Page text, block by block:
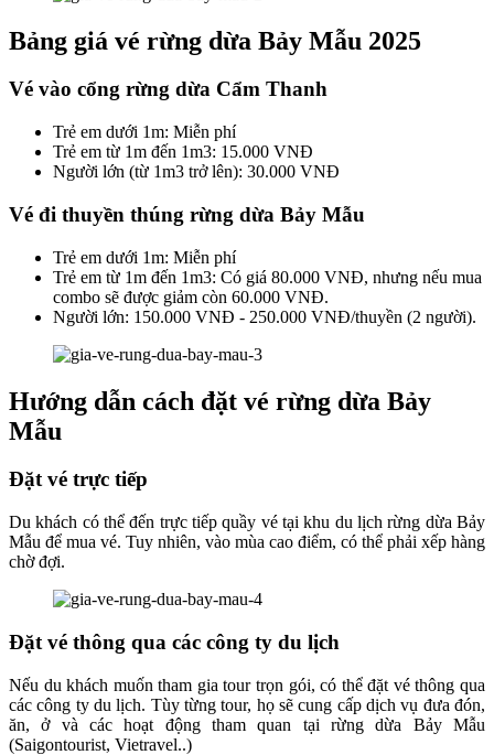
Bảng giá vé rừng dừa Bảy Mẫu 2025
Vé vào cổng rừng dừa Cẩm Thanh
Trẻ em dưới 1m: Miễn phí
Trẻ em từ 1m đến 1m3: 15.000 VNĐ
Người lớn (từ 1m3 trở lên): 30.000 VNĐ
Vé đi thuyền thúng rừng dừa Bảy Mẫu
Trẻ em dưới 1m: Miễn phí
Trẻ em từ 1m đến 1m3: Có giá 80.000 VNĐ, nhưng nếu mua
combo sẽ được giảm còn 60.000 VNĐ.
Người lớn: 150.000 VNĐ - 250.000 VNĐ/thuyền (2 người).
Hướng dẫn cách đặt vé rừng dừa Bảy
Mẫu
Đặt vé trực tiếp
Du khách có thể đến trực tiếp quầy vé tại khu du lịch rừng dừa Bảy
Mẫu để mua vé. Tuy nhiên, vào mùa cao điểm, có thể phải xếp hàng
chờ đợi.
Đặt vé thông qua các công ty du lịch
Nếu du khách muốn tham gia tour trọn gói, có thể đặt vé thông qua
các công ty du lịch. Tùy từng tour, họ sẽ cung cấp dịch vụ đưa đón,
ăn, ở và các hoạt động tham quan tại rừng dừa Bảy Mẫu
(Saigontourist, Vietravel..)